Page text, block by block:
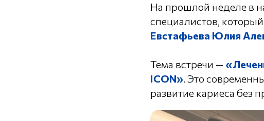
На прошлой неделе в
специалистов,
Евстафьева Юлия
Тема встречи —
ICON». Это
развитие кариеса без